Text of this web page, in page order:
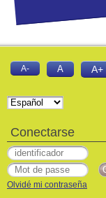
A- A A+
Conectarse
Olvidé mi contraseña